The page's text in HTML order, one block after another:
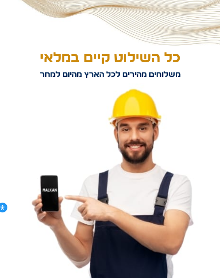
כל השילוט קיים במלאי
משלוחים מהירים לכל הארץ מהיום למחר